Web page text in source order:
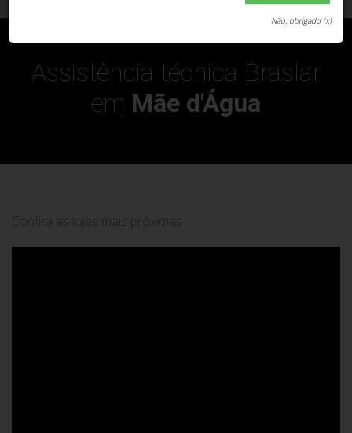
Assistência técnica Braslar
em Mãe d'Água
Confira as lojas mais próximas:
Não, obrigado (x)